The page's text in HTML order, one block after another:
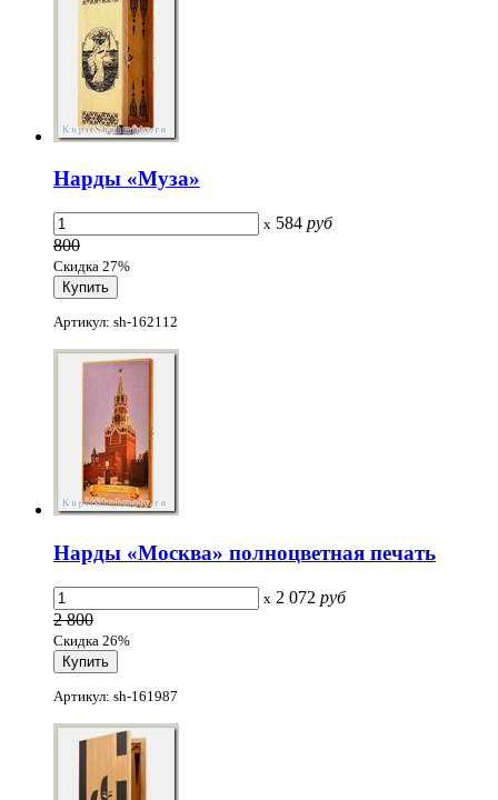
Нарды «Муза»
x 584 руб
800
Скидка 27%
Артикул: sh-162112
Нарды «Москва» полноцветная печать
x 2 072 руб
2 800
Скидка 26%
Артикул: sh-161987